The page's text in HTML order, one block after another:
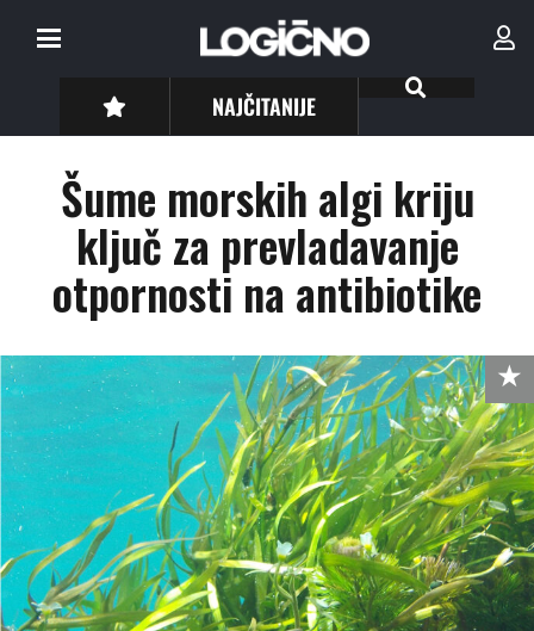
NAJČITANIJE
Šume morskih algi kriju
ključ za prevladavanje
otpornosti na antibiotike